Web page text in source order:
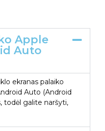
Apple
Auto
ekranas palaiko
Auto (Android
todėl galite naršyti,